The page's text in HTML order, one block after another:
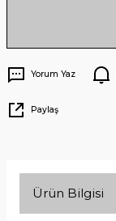
Yorum Yaz
Paylaş
Ürün Bilgisi